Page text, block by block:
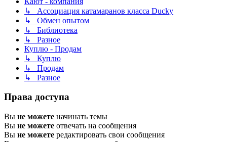
↳ Ассоциация катамаранов класса Ducky
↳ Обмен опытом
↳ Библиотека
↳ Разное
Куплю - Продам
↳ Куплю
↳ Продам
↳ Разное
Права доступа
Вы не можете начинать темы
Вы не можете отвечать на сообщения
Вы не можете редактировать свои сообщения